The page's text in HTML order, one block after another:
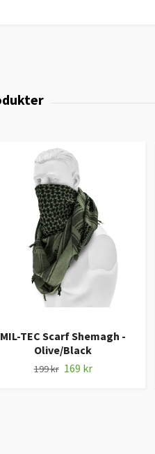
MIL-TEC Scarf Shemagh -
Olive/Black
199 kr 169 kr